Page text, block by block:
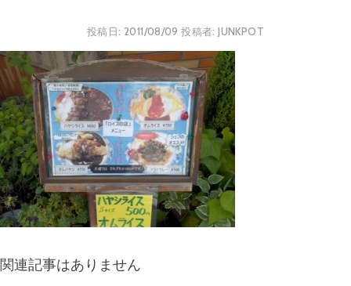
投稿日: 2011/08/09 投稿者:JUNKPOT
関連記事はありません